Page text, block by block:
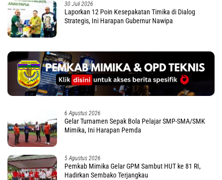
30 Juli 2026
Laporkan 12 Poin Kesepakatan Timika di Dialog
Strategis, Ini Harapan Gubernur Nawipa
6 Agustus 2026
Gelar Turnamen Sepak Bola Pelajar SMP-SMA/SMK
Mimika, Ini Harapan Pemda
5 Agustus 2026
Pemkab Mimika Gelar GPM Sambut HUT ke 81 RI,
Hadirkan Sembako Terjangkau